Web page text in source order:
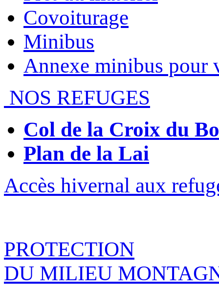
Covoiturage
Minibus
Annexe minibus pour
NOS REFUGES
Col de la Croix du
Plan de la Lai
Accès hivernal aux
PROTECTION
DU MILIEU